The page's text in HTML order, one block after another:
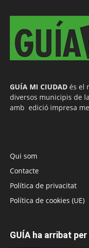
GUÍA MI CIUDAD és el
diversos municipis de
amb edició impresa
Qui som
Contacte
Política de privacitat
Política de cookies (UE)
GUÍA ha arribat